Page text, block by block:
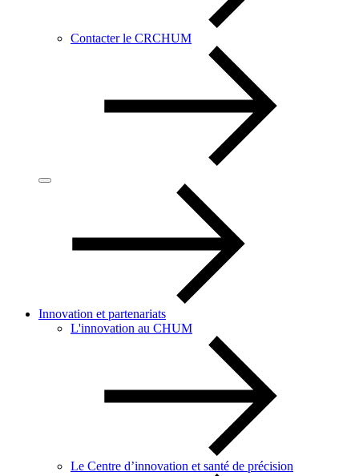
Contacter le CRCHUM
Innovation et partenariats
L'innovation au CHUM
Le Centre d’innovation et santé de précision